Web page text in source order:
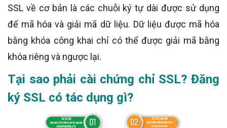
SSL về cơ bản là các chuỗi ký tự dài được sử dụng
để mã hóa và giải mã dữ liệu. Dữ liệu được mã hóa
bằng khóa công khai chỉ có thể được giải mã bằng
khóa riêng và ngược lại.
Tại sao phải cài chứng chỉ SSL? Đăng
ký SSL có tác dụng gì?